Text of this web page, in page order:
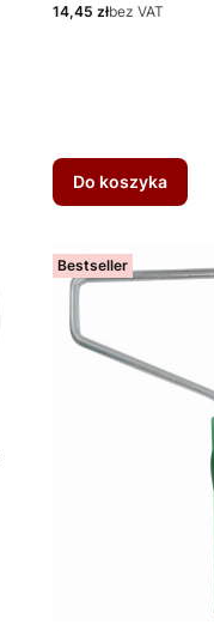
Cena
14,45 złbez VAT
Do koszyka
Bestseller